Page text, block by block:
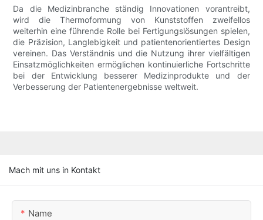
Da die Medizinbranche ständig Innovationen vorantreibt,
wird die Thermoformung von Kunststoffen zweifellos
weiterhin eine führende Rolle bei Fertigungslösungen spielen,
die Präzision, Langlebigkeit und patientenorientiertes Design
vereinen. Das Verständnis und die Nutzung ihrer vielfältigen
Einsatzmöglichkeiten ermöglichen kontinuierliche Fortschritte
bei der Entwicklung besserer Medizinprodukte und der
Verbesserung der Patientenergebnisse weltweit.
Mach mit uns in Kontakt
Name